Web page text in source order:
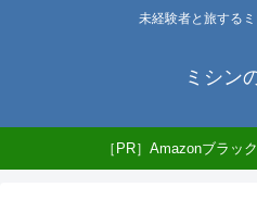
未経験者と旅する
ミシン
［PR］Amazonブラッ